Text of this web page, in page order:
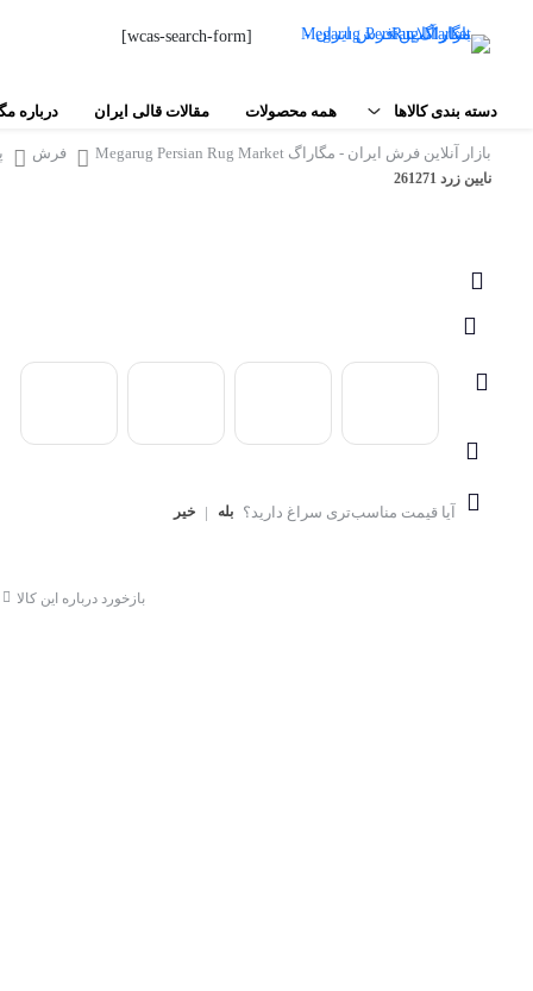
[wcas-search-form]
دسته بندی کالاها
فرش دستبافت
کاشان
ابزار بافت فرش
همه محصولات مقالات قالی ایران درباره
بازار آنلاین فرش ایران - مگاراگ Megarug Persian Rug Market فرش
نایین زرد 261271
آیا قیمت مناسب‌تری سراغ دارید؟ بله | خیر
بازخورد درباره این کالا